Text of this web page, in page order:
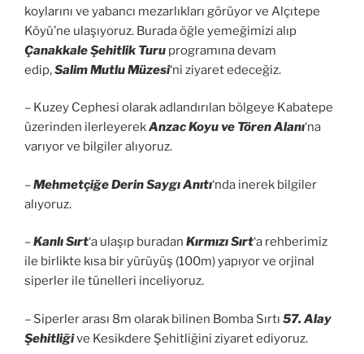
koylarını ve yabancı mezarlıkları görüyor ve Alçıtepe
Köyü’ne ulaşıyoruz. Burada öğle yemeğimizi alıp
Çanakkale Şehitlik Turu programına devam
edip,Salim Mutlu Müzesi‘ni ziyaret edeceğiz.
– Kuzey Cephesi olarak adlandırılan bölgeye Kabatepe
üzerinden ilerleyerekAnzac Koyu ve Tören Alanı‘na
varıyor ve bilgiler alıyoruz.
–Mehmetçiğe Derin Saygı Anıtı‘nda inerek bilgiler
alıyoruz.
–Kanlı Sırt‘a ulaşıp buradan Kırmızı Sırt‘a rehberimiz
ile birlikte kısa bir yürüyüş (100m) yapıyor ve orjinal
siperler ile tünelleri inceliyoruz.
– Siperler arası 8m olarak bilinen Bomba Sırtı 57. Alay
Şehitliğive Kesikdere Şehitliğini ziyaret ediyoruz.